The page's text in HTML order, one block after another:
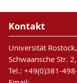
Kontakt
Universität
Schwaansche Str.
Tel.: +49(0)381-